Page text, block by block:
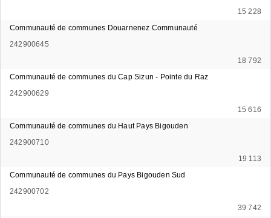
15 228
Communauté de communes Douarnenez Communauté
242900645
18 792
Communauté de communes du Cap Sizun - Pointe du Raz
242900629
15 616
Communauté de communes du Haut Pays Bigouden
242900710
19 113
Communauté de communes du Pays Bigouden Sud
242900702
39 742